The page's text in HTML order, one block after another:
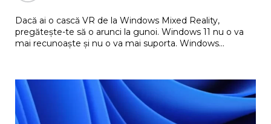
Dacă ai o cască VR de la Windows Mixed Reality,
pregătește-te să o arunci la gunoi. Windows 11 nu o va
mai recunoaște și nu o va mai suporta. Windows...